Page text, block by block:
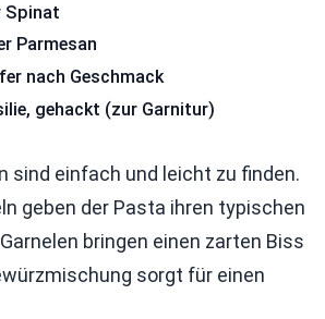
Spinat
Parmesan
nach Geschmack
gehackt (zur Garnitur)
sind einfach und leicht zu finden.
geben der Pasta ihren typischen
bringen einen zarten Biss
sorgt für einen